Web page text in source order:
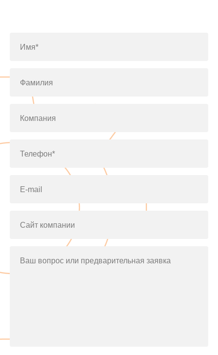
Имя*
Фамилия
Компания
Телефон*
E-mail
Сайт компании
Ваш вопрос или предварительная заявка